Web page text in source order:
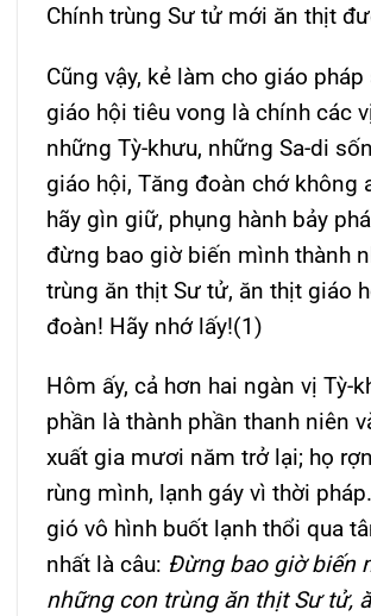
Chính trùng Sư tử mới ăn thịt
Cũng vậy, kẻ làm cho giáo pháp
giáo hội tiêu vong là chính các
những Tỳ-khưu, những Sa-di
giáo hội, Tăng đoàn chớ không
hãy gìn giữ, phụng hành bảy
đừng bao giờ biến mình thành
trùng ăn thịt Sư tử, ăn thịt giáo
đoàn! Hãy nhớ lấy!(1)
Hôm ấy, cả hơn hai ngàn vị Tỳ-
phần là thành phần thanh niên
xuất gia mươi năm trở lại; họ
rùng mình, lạnh gáy vì thời
gió vô hình buốt lạnh thổi qua
nhất là câu: Đừng bao giờ biến
những con trùng ăn thịt Sư tử,